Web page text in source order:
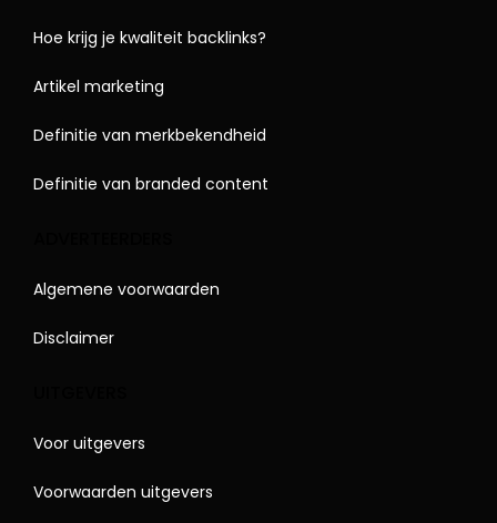
Hoe krijg je kwaliteit backlinks?
Artikel marketing
Definitie van merkbekendheid
Definitie van branded content
Algemene voorwaarden
Disclaimer
Voor uitgevers
Voorwaarden uitgevers